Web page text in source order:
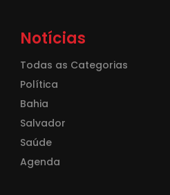
Notícias
Todas as Categorias
Política
Bahia
Salvador
Saúde
Agenda